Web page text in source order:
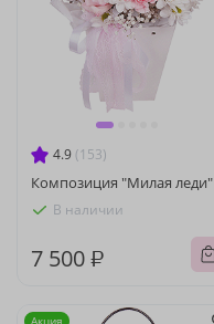
4.9 (153)
Композиция "Милая леди"
В наличии
7 500 ₽
Акция